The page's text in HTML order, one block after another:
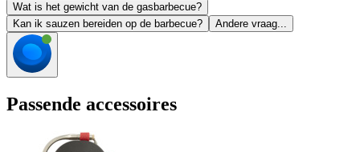
Wat is het gewicht van de gasbarbecue?
Kan ik sauzen bereiden op de barbecue?
Andere vraag...
Passende accessoires